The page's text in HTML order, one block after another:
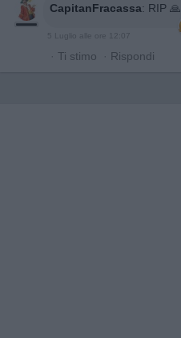
CapitanFracassa: RIP 🙏
5 Luglio alle ore 12:07
· Ti stimo · Rispondi